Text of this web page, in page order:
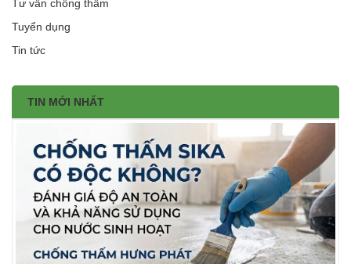
Tư vấn chống thấm
Tuyển dụng
Tin tức
TIN MỚI NHẤT